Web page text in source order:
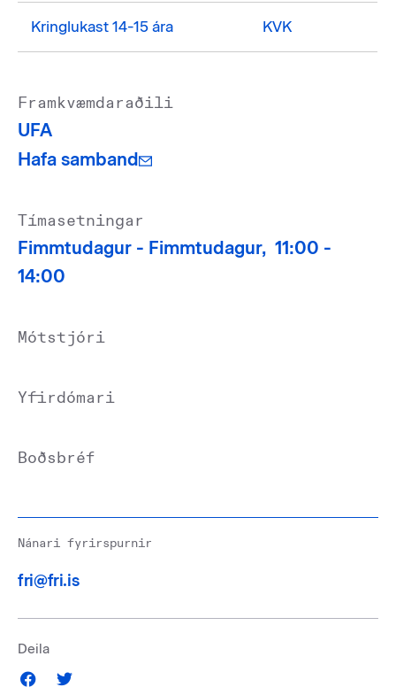
Kringlukast 14-15 ára KVK
Framkvæmdaraðili
UFA
Hafa samband
Tímasetningar
Fimmtudagur - Fimmtudagur, 11:00 -
14:00
Mótstjóri
Yfirdómari
Boðsbréf
Nánari fyrirspurnir
fri@fri.is
Deila